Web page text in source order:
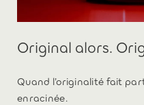
Original alors.
Quand l’originalité fait
enracinée.